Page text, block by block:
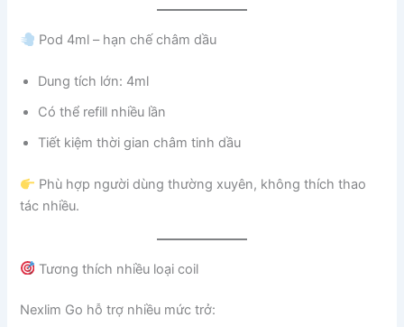
Pod 4ml – hạn chế châm dầu
Dung tích lớn: 4ml
Có thể refill nhiều lần
Tiết kiệm thời gian châm tinh dầu
Phù hợp người dùng thường xuyên, không thích thao
tác nhiều.
Tương thích nhiều loại coil
Nexlim Go hỗ trợ nhiều mức trở: